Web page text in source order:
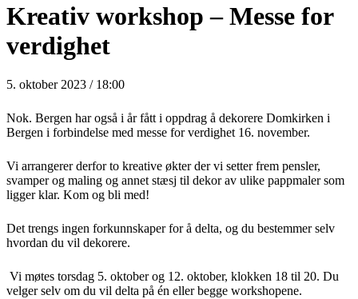
Kreativ workshop – Messe for
verdighet
5. oktober 2023 / 18:00
Nok. Bergen har også i år fått i oppdrag å dekorere Domkirken i
Bergen i forbindelse med messe for verdighet 16. november.
Vi arrangerer derfor to kreative økter der vi setter frem pensler,
svamper og maling og annet stæsj til dekor av ulike pappmaler som
ligger klar. Kom og bli med!
Det trengs ingen forkunnskaper for å delta, og du bestemmer selv
hvordan du vil dekorere.
Vi møtes torsdag 5. oktober og 12. oktober, klokken 18 til 20. Du
velger selv om du vil delta på én eller begge workshopene.